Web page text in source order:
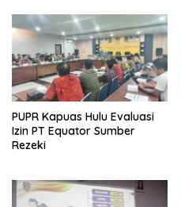
PUPR Kapuas Hulu Evaluasi
Izin PT Equator Sumber
Rezeki